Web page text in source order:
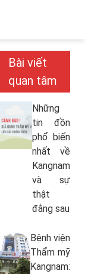
Bài viết
quan tâm
Những
tin đồn
phổ biến
nhất về
Kangnam
và sự
thật
đằng sau
Bệnh viện
Thẩm mỹ
Kangnam: